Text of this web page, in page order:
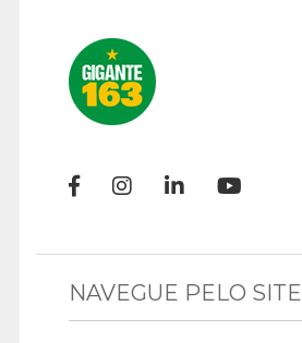
NAVEGUE PELO SITE